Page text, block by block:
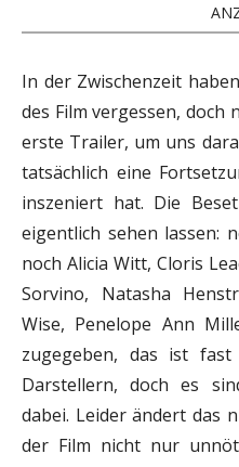
In der Zwischenzeit
des Film vergessen,
erste Trailer, um uns
tatsächlich eine
inszeniert hat. Die
eigentlich sehen lassen:
noch Alicia Witt, Cloris
Sorvino, Natasha
Wise, Penelope Ann
zugegeben, das ist
Darstellern, doch es
dabei. Leider ändert das
der Film nicht nur